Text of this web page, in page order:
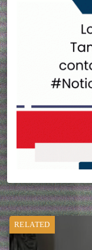
RELATED